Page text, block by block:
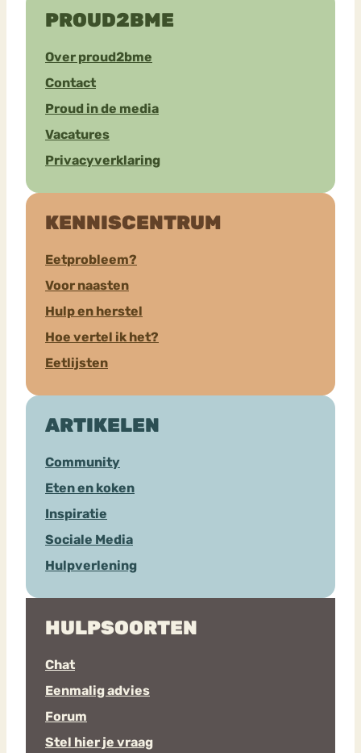
PROUD2BME
Over proud2bme
Contact
Proud in de media
Vacatures
Privacyverklaring
KENNISCENTRUM
Eetprobleem?
Voor naasten
Hulp en herstel
Hoe vertel ik het?
Eetlijsten
ARTIKELEN
Community
Eten en koken
Inspiratie
Sociale Media
Hulpverlening
HULPSOORTEN
Chat
Eenmalig advies
Forum
Stel hier je vraag